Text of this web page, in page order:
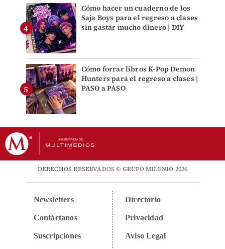
Cómo hacer un cuaderno de los
Saja Boys para el regreso a clases
sin gastar mucho dinero | DIY
Cómo forrar libros K-Pop Demon
Hunters para el regreso a clases |
PASO a PASO
DERECHOS RESERVADOS © GRUPO MILENIO 2026
Newsletters
Contáctanos
Suscripciones
Directorio
Privacidad
Aviso Legal